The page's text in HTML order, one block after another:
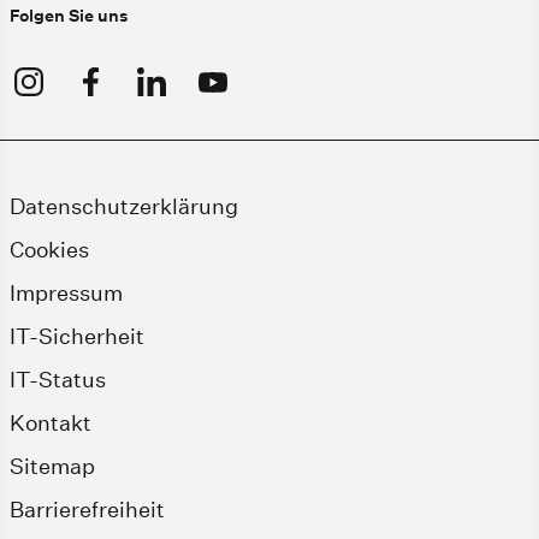
Folgen Sie uns
Datenschutzerklärung
Cookies
Impressum
IT-Sicherheit
IT-Status
Kontakt
Sitemap
Barrierefreiheit